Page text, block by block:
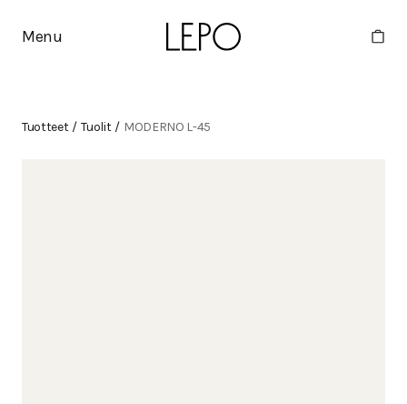
Menu
Tuotteet / Tuolit / MODERNO L-45